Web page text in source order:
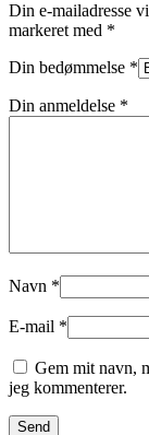
Din e-mailadresse
markeret med *
Din bedømmelse *
Din anmeldelse *
Navn *
E-mail *
Gem mit navn,
jeg kommenterer.